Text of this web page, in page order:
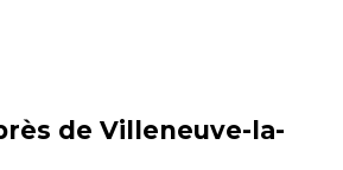
de Villeneuve-la-